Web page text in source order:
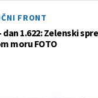
FRONT
dan 1.622: Zelenski
moru FOTO